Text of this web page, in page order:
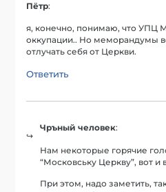
Пётр:
я, конечно, понимаю, что УПЦ
оккупации.. Но меморандумы
отлучать себя от Церкви.
Ответить
Чръный человек:
Нам некоторые горячие
“Московську Церкву”, вот и
При этом, надо заметить,